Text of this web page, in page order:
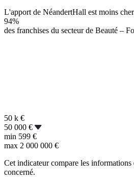
L'apport de NéandertHall est moins
94%
des franchises du secteur de Beauté –
50 k €
50 000 €
min 599 €
max 2 000 000 €
Cet indicateur compare les informations
concerné.